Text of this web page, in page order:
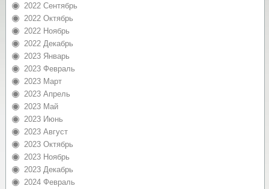
2022 Сентябрь
2022 Октябрь
2022 Ноябрь
2022 Декабрь
2023 Январь
2023 Февраль
2023 Март
2023 Апрель
2023 Май
2023 Июнь
2023 Август
2023 Октябрь
2023 Ноябрь
2023 Декабрь
2024 Февраль